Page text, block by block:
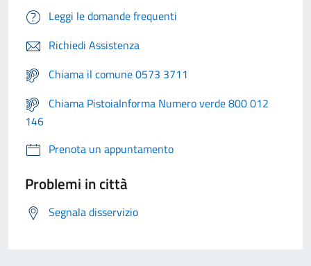
Leggi le domande frequenti
Richiedi Assistenza
Chiama il comune 0573 3711
Chiama PistoiaInforma Numero verde 800 012
146
Prenota un appuntamento
Problemi in città
Segnala disservizio